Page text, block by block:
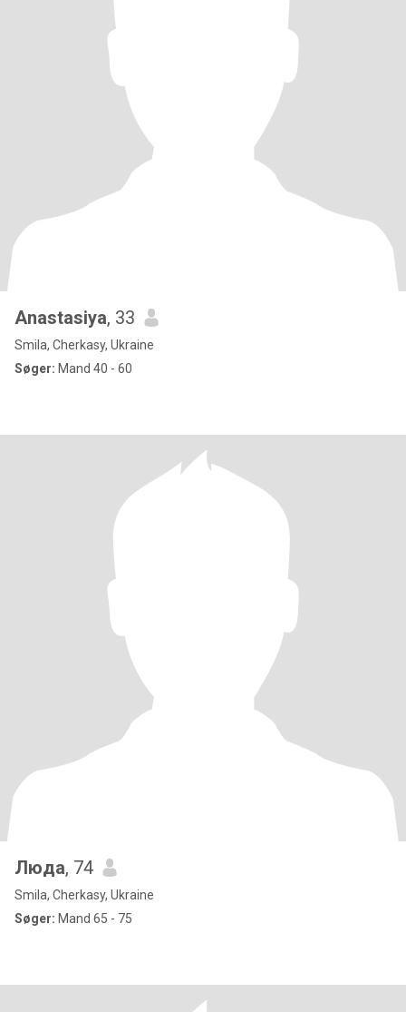
Anastasiya, 33
Smila, Cherkasy, Ukraine
Søger: Mand 40 - 60
Люда, 74
Smila, Cherkasy, Ukraine
Søger: Mand 65 - 75